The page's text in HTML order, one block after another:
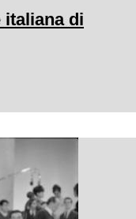
italiana di